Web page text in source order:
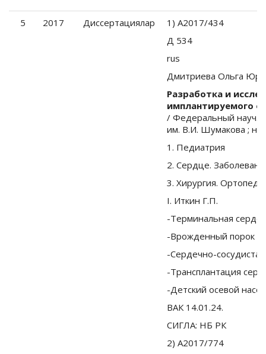
5 2017 Диссертациялар
1) А2017/434
Д 534
rus
Дмитриева Ольга
Разработка и
имплантируемого
/ Федеральный науч.
им. В.И. Шумакова ;
1. Педиатрия
2. Сердце.
3. Хирургия.
I. Иткин Г.П.
-Терминальная
-Врожденный порок
-Сердечно-
-Трансплантация
-Детский осевой насос
ВАК 14.01.24.
СИГЛА: НБ РК
2) А2017/774